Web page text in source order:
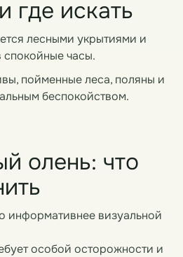
где искать
лесными укрытиями и
часы.
пойменные леса, поляны и
беспокойством.
олень: что
информативнее визуальной
особой осторожности и